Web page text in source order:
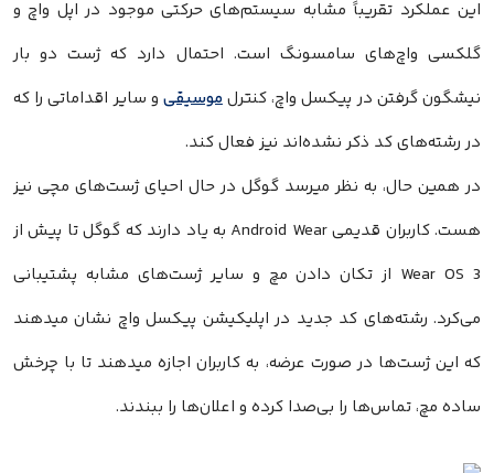
این عملکرد تقریباً مشابه سیستم‌های حرکتی موجود در اپل واچ و
گلکسی واچ‌های سامسونگ است. احتمال دارد که ژست دو بار
نیشگون گرفتن در پیکسل واچ، کنترلموسیقی و سایر اقداماتی را که
در رشته‌های کد ذکر نشده‌اند نیز فعال کند.
در همین حال، به نظر میرسد گوگل در حال احیای ژست‌های مچی نیز
هست. کاربران قدیمی Android Wear به یاد دارند که گوگل تا پیش از
Wear OS 3 از تکان دادن مچ و سایر ژست‌های مشابه پشتیبانی
می‌کرد. رشته‌های کد جدید در اپلیکیشن پیکسل واچ نشان میدهند
که این ژست‌ها در صورت عرضه، به کاربران اجازه میدهند تا با چرخش
ساده مچ، تماس‌ها را بی‌صدا کرده و اعلان‌ها را ببندند.